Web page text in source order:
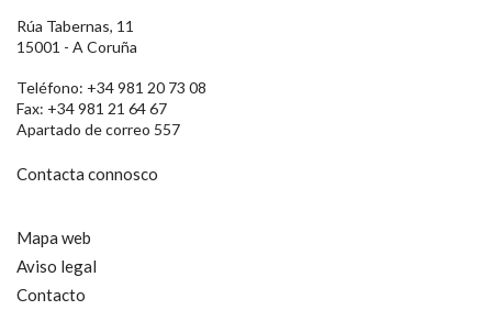
Rúa Tabernas, 11
15001 - A Coruña
Teléfono: +34 981 20 73 08
Fax: +34 981 21 64 67
Apartado de correo 557
Contacta connosco
Mapa web
Aviso legal
Contacto